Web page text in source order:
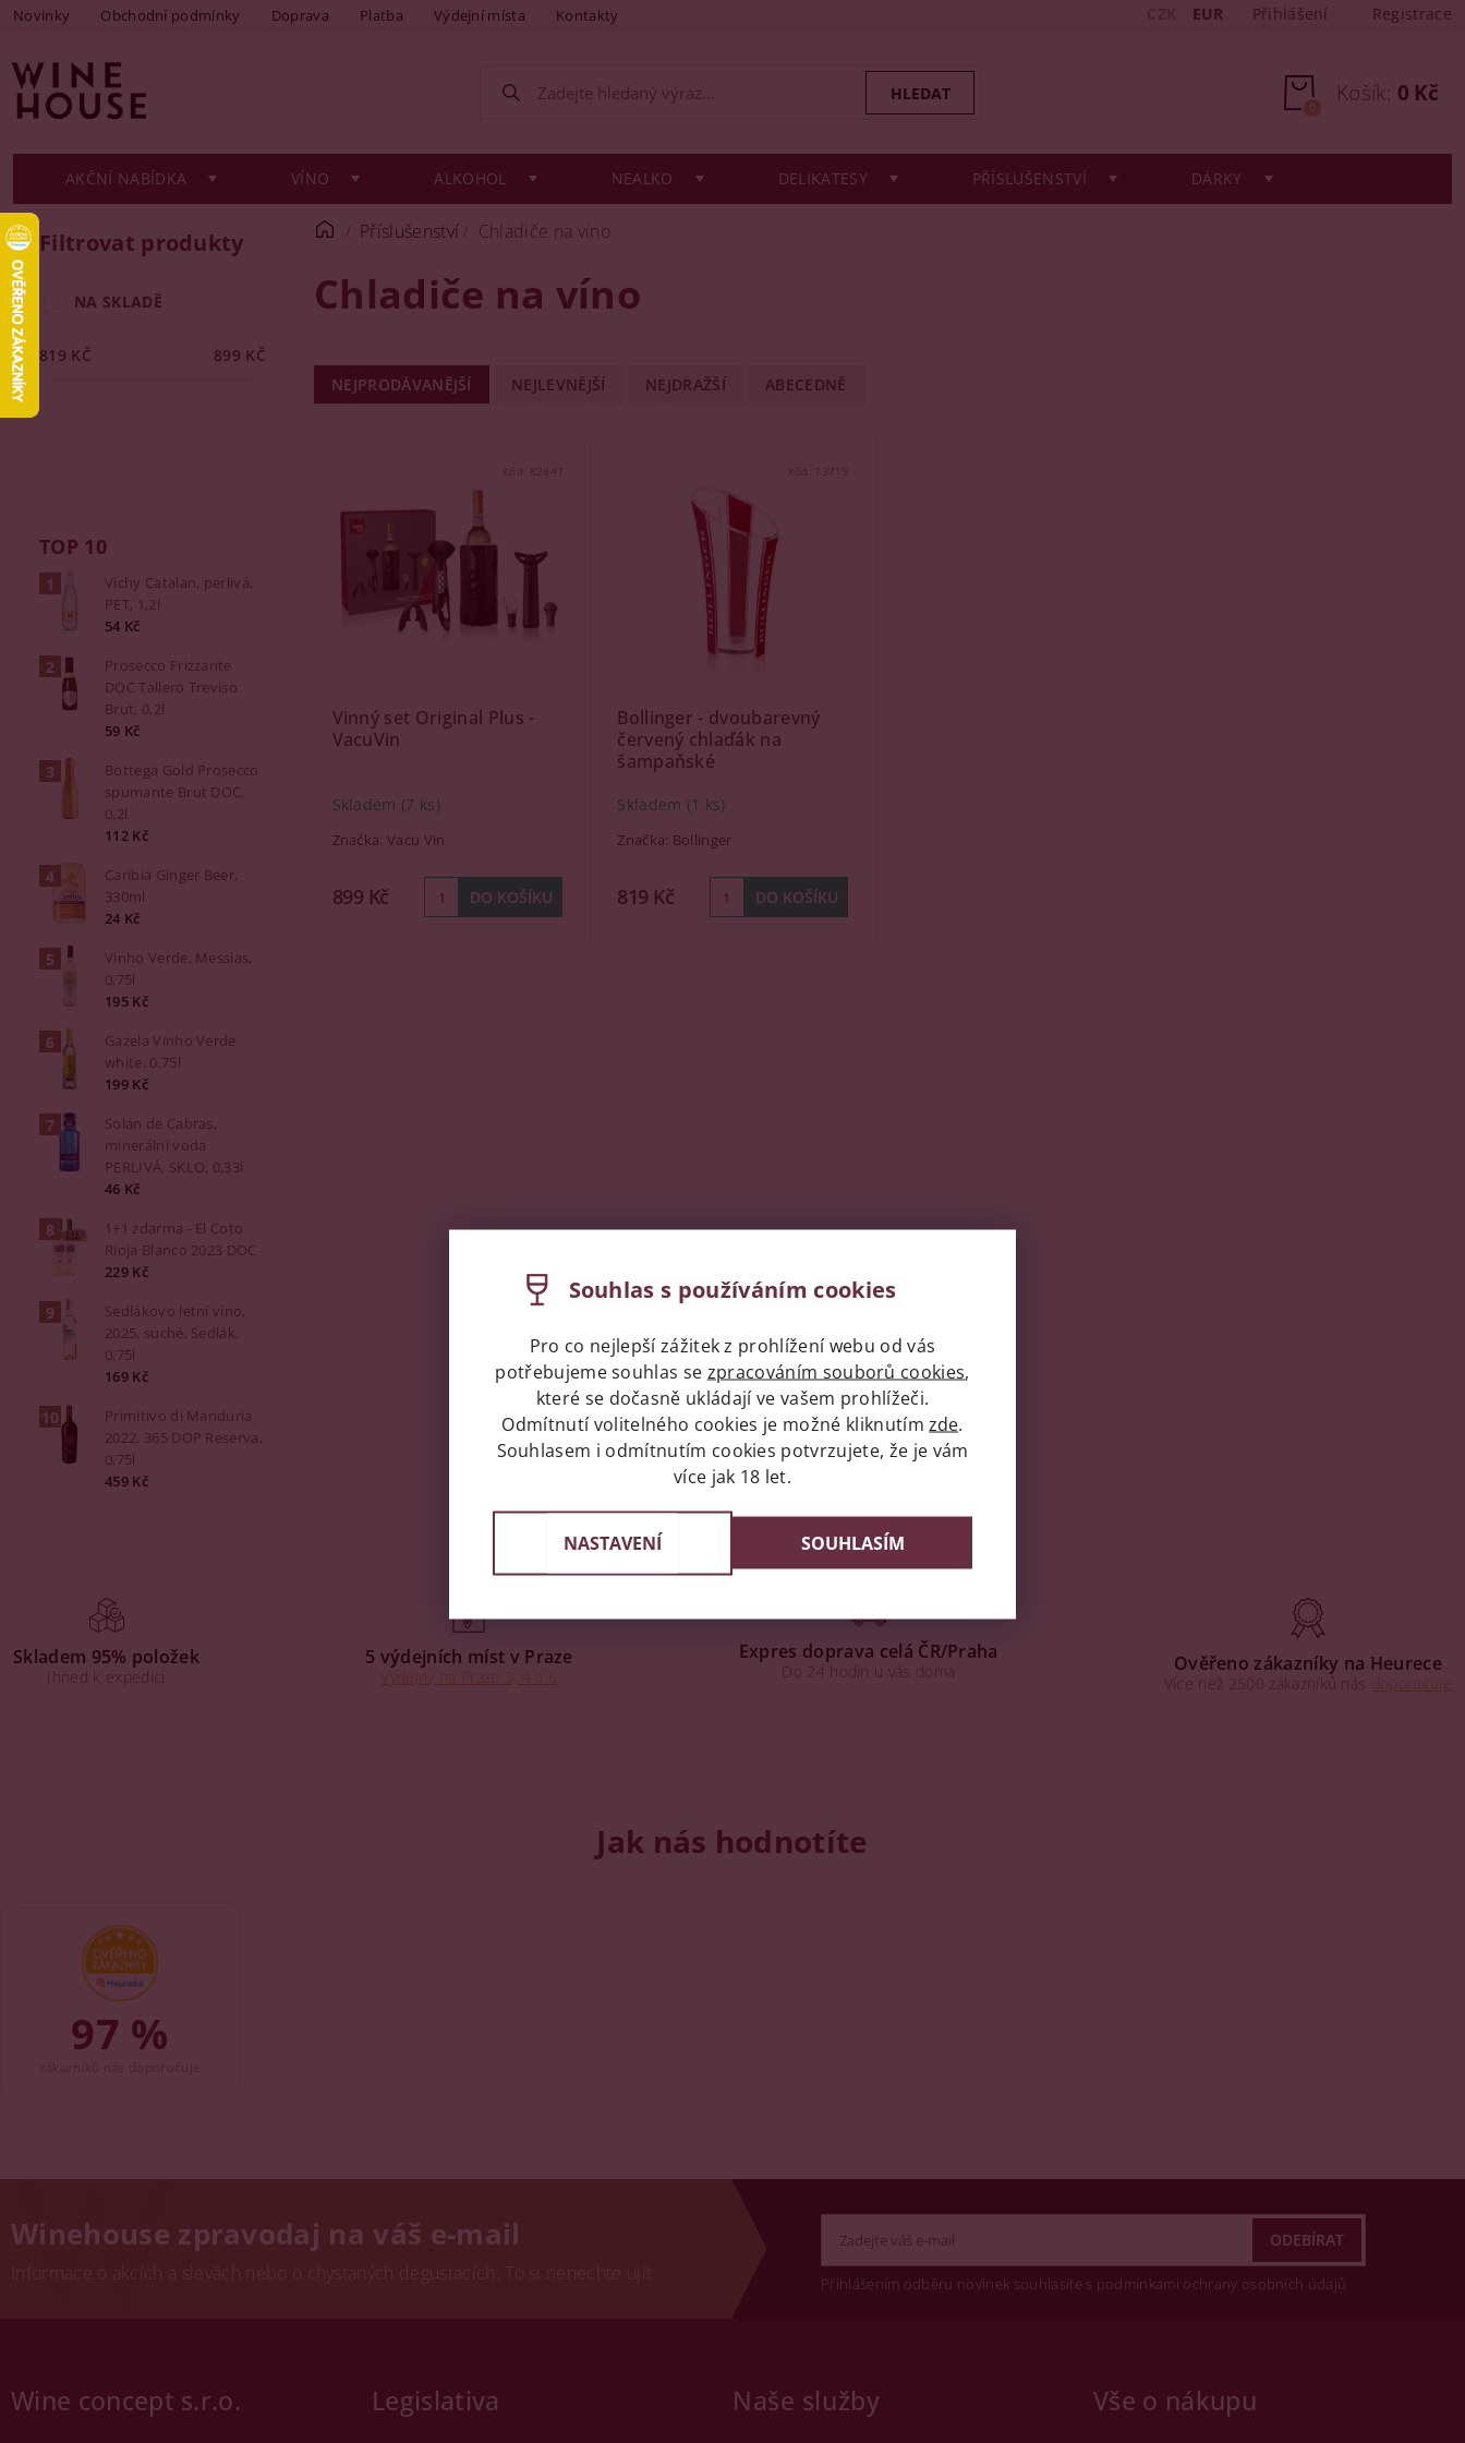
Novinky Obchodní podmínky Doprava Platba Výdejní místa Kontakty EUR Přihlášení Registrace
Košík: 0 Kč
0
AKČNÍ NABÍDKA VÍNO ALKOHOL NEALKO DELIKATESY PŘÍSLUŠENSTVÍ DÁRKY
Filtrovat produkty
NA SKLADĚ
819 KČ 899 KČ
TOP 10
Vichy Catalan, perlivá,
PET, 1,2l
54 Kč
Prosecco Frizzante
DOC Tallero Treviso
Brut, 0,2l
59 Kč
Bottega Gold Prosecco
spumante Brut DOC,
0,2l
112 Kč
Caribia Ginger Beer,
330ml
24 Kč
Vinho Verde, Messias,
0,75l
195 Kč
Gazela Vinho Verde
white, 0,75l
199 Kč
Solan de Cabras,
minerální voda
PERLIVÁ, SKLO, 0,33l
46 Kč
1+1 zdarma - El Coto
Rioja Blanco 2023 DOC
229 Kč
Sedlákovo letní víno,
2025, suché, Sedlák,
0,75l
169 Kč
Primitivo di Manduria
2022, 365 DOP Reserva,
0,75l
459 Kč
Příslušenství Chladiče na víno
Chladiče na víno
NEJPRODÁVANĚJŠÍ NEJLEVNĚJŠÍ NEJDRAŽŠÍ ABECEDNĚ
Kód: 82847
Vinný set Original Plus -
VacuVin
Skladem (7 ks)
Značka:Vacu Vin
899 Kč
Kód: 73719
Bollinger - dvoubarevný
červený chlaďák na
šampaňské
Skladem (1 ks)
Značka: Bollinger
819 Kč
Skladem 95% položek
Ihned k expedici
5 výdejních míst v Praze
Výdejny na Praze 3, 4 a 6
Expres doprava celá ČR/Praha
Do 24 hodin u vás doma Ověřeno zákazníky na Heurece
Více než 2500 zákazníků nás
Jak nás hodnotíte
97 %
Winehouse zpravodaj na váš e-mail
Informace o akcích a slevách nebo o chystaných degustacích. To si nenechte ujít. Přihlášením odběru novinek souhlasíte s podmínkami ochrany osobních údajů
Wine concept s.r.o. Legislativa Naše služby Vše o nákupu
Souhlas s používáním cookies
Pro co nejlepší zážitek z prohlížení webu od vás
potřebujeme souhlas se zpracováním souborů cookies,
které se dočasně ukládají ve vašem prohlížeči.
Odmítnutí volitelného cookies je možné kliknutím zde.
Souhlasem i odmítnutím cookies potvrzujete, že je vám
více jak 18 let.
NASTAVENÍ SOUHLASÍM